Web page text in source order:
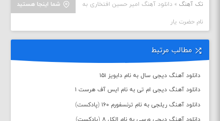
شما اینجا هستید تک آهنگ »دانلود آهنگ امیر حسین افتخاری به
نام حضرت یار
مطالب مرتبط
دانلود آهنگ دیجی سال به نام دابویز ۱۵۱
دانلود آهنگ دیجی ام تی به نام ایس آف هرست ۱
دانلود آهنگ ریلجی به نام ترنسفورم ۱۶۰ (پادکست)